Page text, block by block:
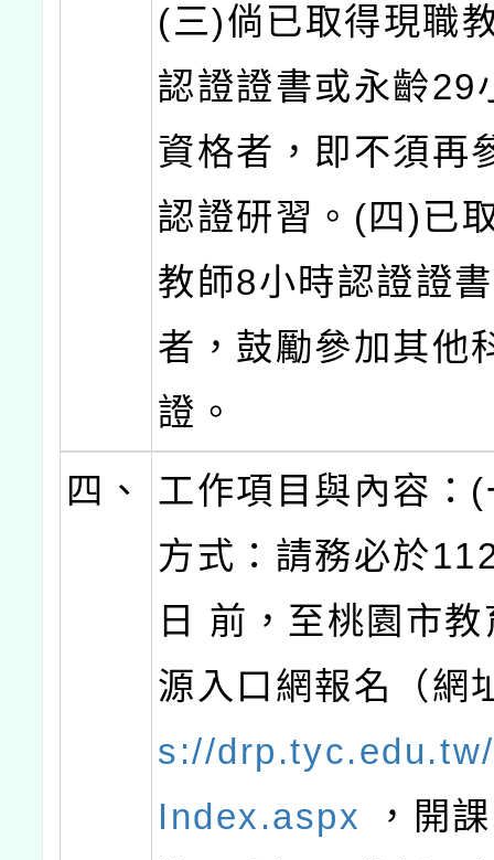
(三)倘已取得現職
認證證書或永齡29
資格者，即不須再
認證研習。(四)已
教師8小時認證證
者，鼓勵參加其他
證。
四、
工作項目與內容：
方式：請務必於
日 前，至桃園市
源入口網報名（網
s://
Index.aspx ，開